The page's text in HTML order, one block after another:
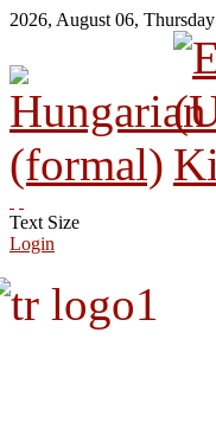
2026, August 06, Thursday
Text Size
Login